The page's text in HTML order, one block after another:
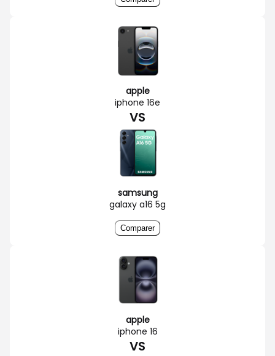
apple
iphone 16e
VS
samsung
galaxy a16 5g
Comparer
apple
iphone 16
VS